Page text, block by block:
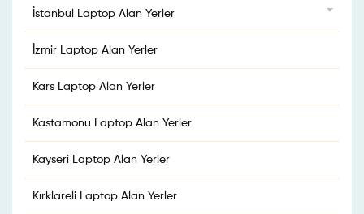
İstanbul Laptop Alan Yerler
İzmir Laptop Alan Yerler
Kars Laptop Alan Yerler
Kastamonu Laptop Alan Yerler
Kayseri Laptop Alan Yerler
Kırklareli Laptop Alan Yerler